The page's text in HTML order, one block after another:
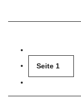
Seite 1